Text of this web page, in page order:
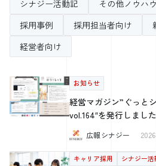
シナジー活動記
その他ノウハウ
採用事例
採用担当者向け
経営者向け
お知らせ
経営マガジン”ぐっと
vol.164″を発行しました
広報シナジー
キャリア採用 シナジー